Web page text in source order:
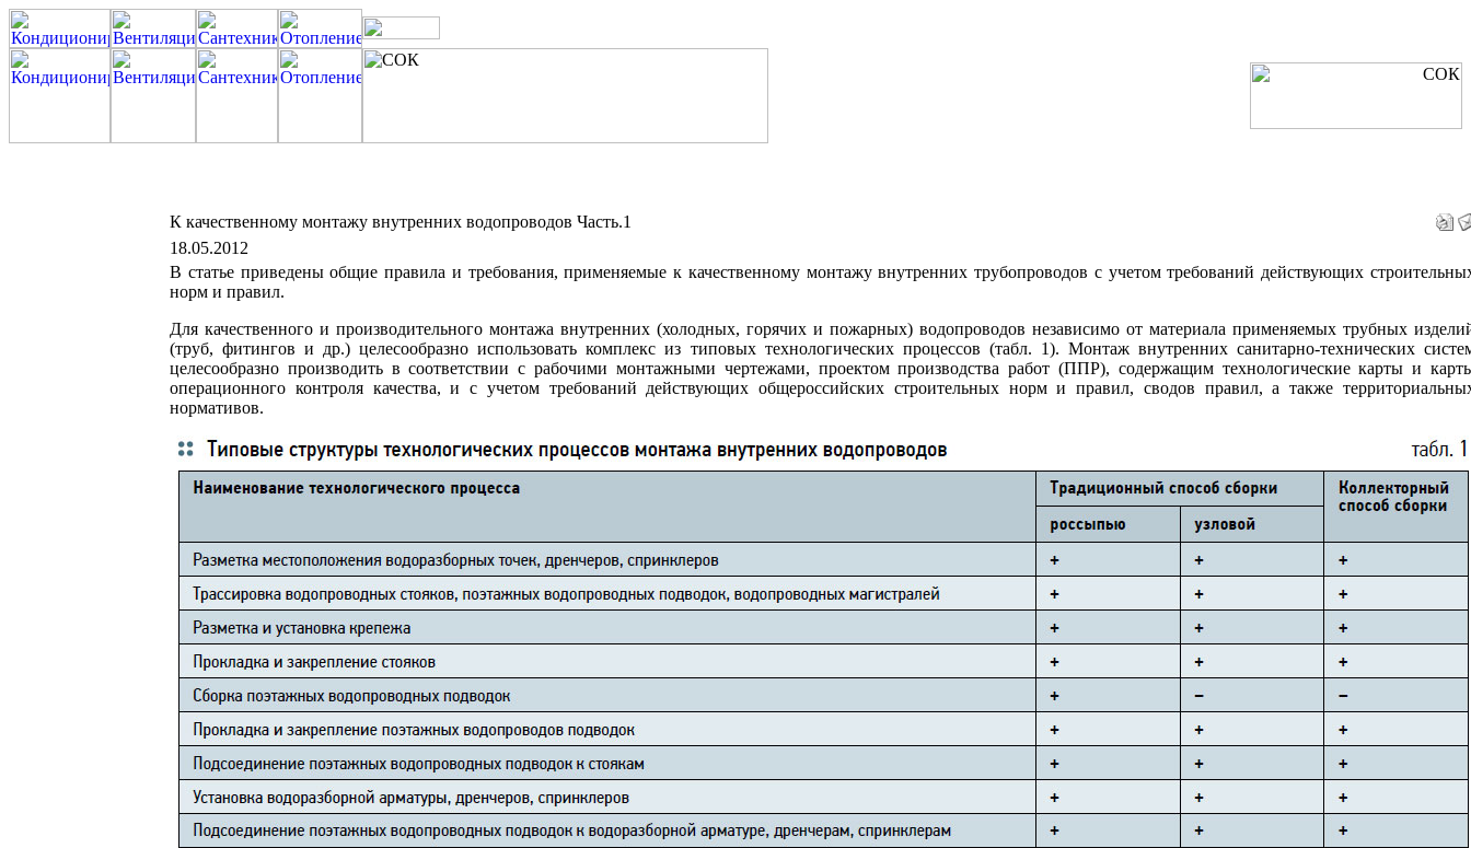
К качественному монтажу внутренних водопроводов Часть.1
18.05.2012
В статье приведены общие правила и требования, применяемые к качественному монтажу внутренних трубопроводов с учетом требований действующих
норм и правил.
Для качественного и производительного монтажа внутренних (холодных, горячих и пожарных) водопроводов независимо от материала применяемых трубных
(труб, фитингов и др.) целесообразно использовать комплекс из типовых технологических процессов (табл. 1). Монтаж внутренних санитарно-технических
целесообразно производить в соответствии с рабочими монтажными чертежами, проектом производства работ (ППР), содержащим технологические карты и
операционного контроля качества, и с учетом требований действующих общероссийских строительных норм и правил, сводов правил, а также
нормативов.